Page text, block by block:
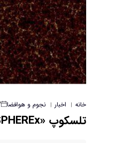
خانه | اخبار | نجوم و هوافضا
تلسکوپ «SPHEREx» ناسا این ماه پرتاب می‌شود